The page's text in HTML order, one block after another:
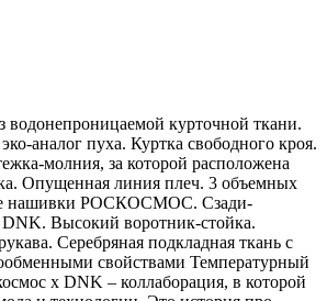
водонепроницаемой курточной ткани.
аналог пуха. Куртка свободного кроя.
молния, за которой расположена
Опущенная линия плеч. 3 объемных
нашивки РОСКОСМОС. Сзади-
Высокий воротник-стойка.
Серебряная подкладная ткань с
свойствами Температурный
x DNK – коллаборация, в которой